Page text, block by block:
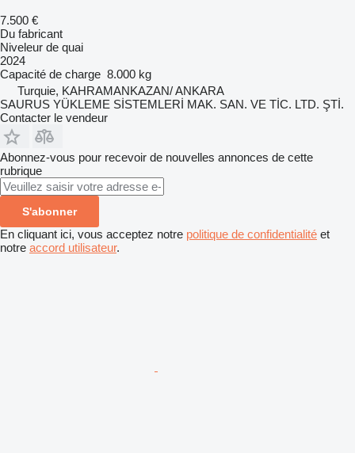
7.500 €
Du fabricant
Niveleur de quai
2024
Capacité de charge 8.000 kg
Turquie, KAHRAMANKAZAN/ ANKARA
SAURUS YÜKLEME SİSTEMLERİ MAK. SAN. VE TİC. LTD. ŞTİ.
Contacter le vendeur
Abonnez-vous pour recevoir de nouvelles annonces de cette
rubrique
S'abonner
En cliquant ici, vous acceptez notre politique de confidentialité et
notre accord utilisateur.